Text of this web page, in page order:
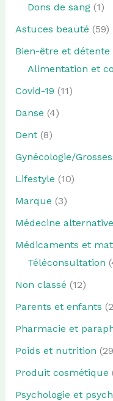
Dons de sang(1)
Astuces beauté (59)
Bien-être et détente
Alimentation et
Covid-19 (11)
Danse (4)
Dent(8)
Gynécologie/
Lifestyle (10)
Marque (3)
Médecine alternative
Médicaments et
Téléconsultation
Non classé (12)
Parents et enfants
Pharmacie et
Poids et nutrition
Produit cosmétique
Psychologie et